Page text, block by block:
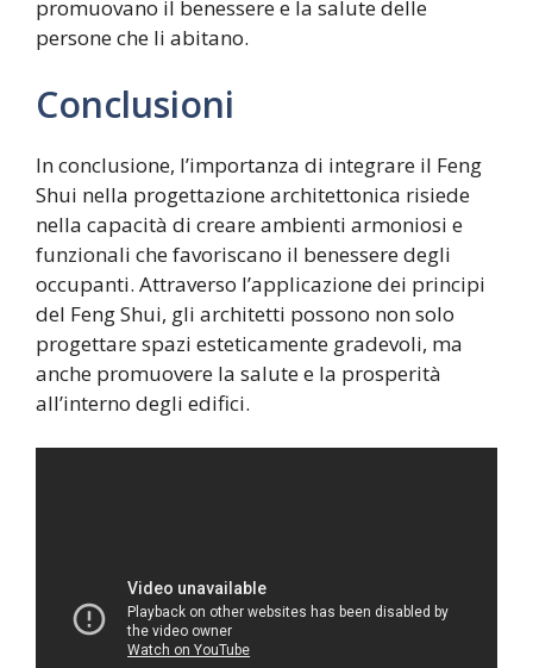
promuovano il benessere e la salute delle
persone che li abitano.
Conclusioni
In conclusione, l’importanza di integrare il Feng
Shui nella progettazione architettonica risiede
nella capacità di creare ambienti armoniosi e
funzionali che favoriscano il benessere degli
occupanti. Attraverso l’applicazione dei principi
del Feng Shui, gli architetti possono non solo
progettare spazi esteticamente gradevoli, ma
anche promuovere la salute e la prosperità
all’interno degli edifici.